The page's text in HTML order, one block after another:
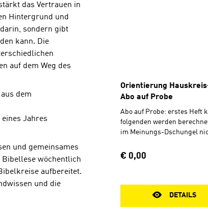
das Vertrauen in
Hintergrund und
sondern gibt
kann. Die
auf dem Weg des
dem
Jahres
und gemeinsames
wöchentlich
aufbereitet.
und die
Orientierung
Abo auf Probe
Abo auf Probe: erstes Heft
folgenden werden
im Meinungs-Dschungel
Unwägbarkeiten des
nimmt die Bibel als Wort
und stärkt das Vertrauen
Regulärer Preis:
€ 0,00
DETAILS